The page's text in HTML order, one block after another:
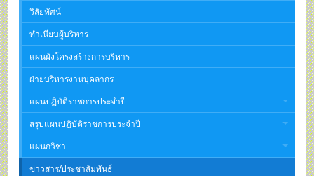
วิสัยทัศน์
ทำเนียบผู้บริหาร
แผนผังโครงสร้างการบริหาร
ฝ่ายบริหารงานบุคลากร
แผนปฏิบัติราชการประจำปี
สรุปแผนปฏิบัติราชการประจำปี
แผนกวิชา
ข่าวสาร/ประชาสัมพันธ์